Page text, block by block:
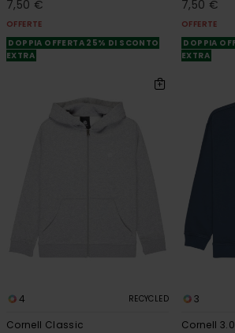
7,50 €
OFFERTE
DOPPIA OFFERTA 25% DI SCONTO
EXTRA
7,50 €
OFFERTE
DOPPIA
EXTRA
4 RECYCLED
Cornell Classic
3
Cornell 3.0